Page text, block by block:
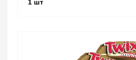
1 шт